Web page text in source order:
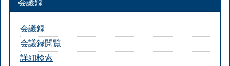
会議録
会議録閲覧
詳細検索